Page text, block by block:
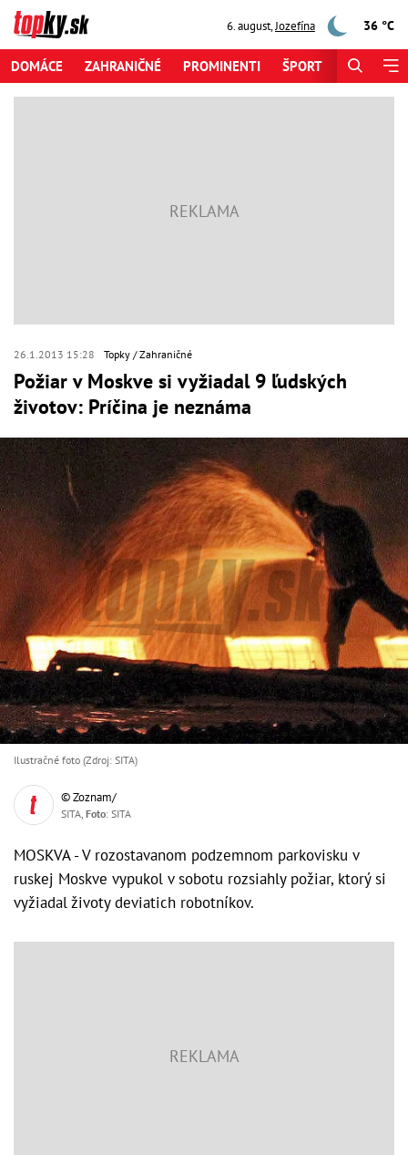
6. august,Jozefína 36 °C
DOMÁCE ZAHRANIČNÉ PROMINENTI ŠPORT
26.1.2013 15:28 Topky Zahraničné
Požiar v Moskve si vyžiadal 9 ľudských
životov: Príčina je neznáma
Ilustračné foto (Zdroj: SITA)
© Zoznam/
SITA, Foto: SITA
MOSKVA - V rozostavanom podzemnom parkovisku v
ruskej Moskve vypukol v sobotu rozsiahly požiar, ktorý si
vyžiadal životy deviatich robotníkov.